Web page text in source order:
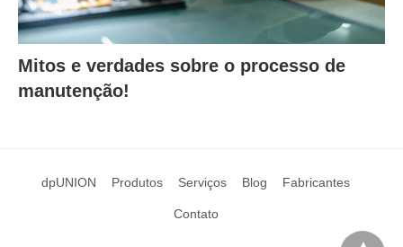
Mitos e verdades sobre o processo de
manutenção!
dpUNION Produtos Serviços Blog Fabricantes
Contato